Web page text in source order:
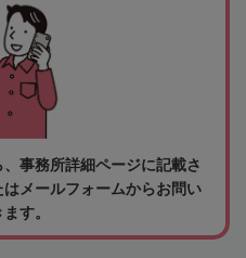
事務所詳細ページに記載さ
メールフォームからお問い
す。